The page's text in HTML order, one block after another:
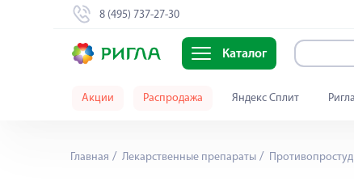
8 (495) 737-27-30
Каталог
Акции Распродажа Яндекс Сплит
Главная Лекарственные препараты